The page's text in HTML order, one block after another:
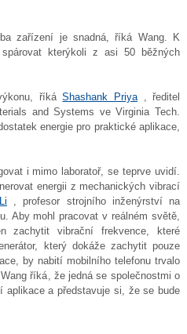
zařízení je snadná, říká Wang. K
kterýkoli z asi 50 běžných
říkáShashank Priya, ředitel
and Systems ve Virginia Tech.
energie pro praktické aplikace,
i mimo laboratoř, se teprve uvidí.
energii z mechanických vibrací
, profesor strojního inženýrství na
Aby mohl pracovat v reálném světě,
zachytit vibrační frekvence, které
který dokáže zachytit pouze
by nabití mobilního telefonu trvalo
říká, že jedná se společnostmi o
aplikace a představuje si, že se bude